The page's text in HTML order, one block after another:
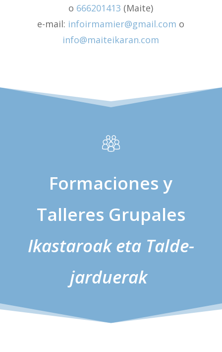
o 666201413 (Maite)
e-mail: infoirmamier@gmail.com o
info@maiteikaran.com
Formaciones y
Talleres Grupales
Ikastaroak eta Talde-
jarduerak